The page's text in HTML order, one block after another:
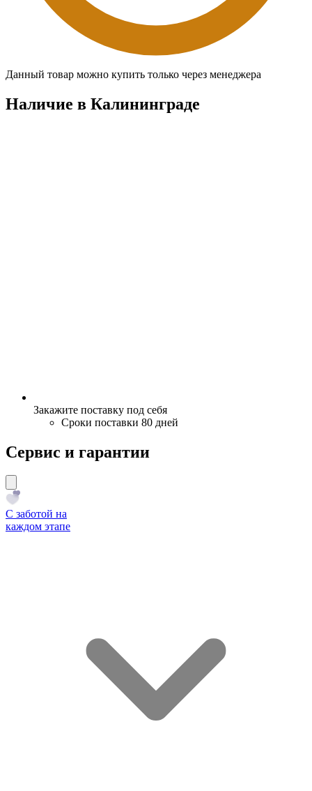
Данный товар можно купить только через менеджера
Наличие в Калининградe
Закажите поставку под себя
Сроки поставки 80 дней
Сервис и гарантии
С заботой на
каждом этапе